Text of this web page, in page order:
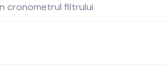
cronometrul filtrului